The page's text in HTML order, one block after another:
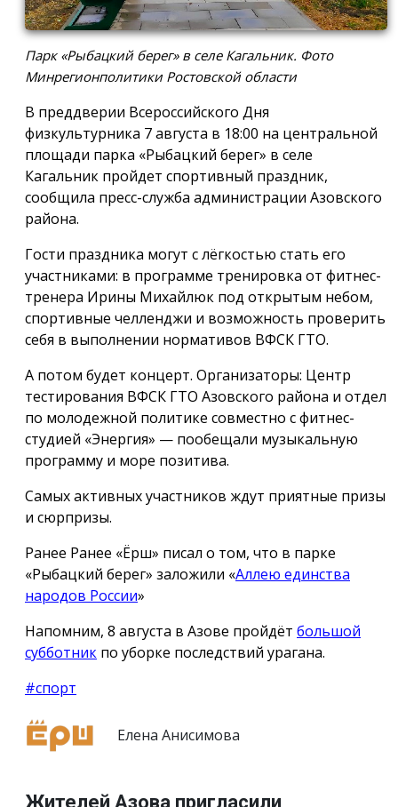
Парк «Рыбацкий берег» в селе Кагальник. Фото
Минрегионполитики Ростовской области
В преддверии Всероссийского Дня
физкультурника 7 августа в 18:00 на центральной
площади парка «Рыбацкий берег» в селе
Кагальник пройдет спортивный праздник,
сообщила пресс-служба администрации Азовского
района.
Гости праздника могут с лёгкостью стать его
участниками: в программе тренировка от фитнес-
тренера Ирины Михайлюк под открытым небом,
спортивные челленджи и возможность проверить
себя в выполнении нормативов ВФСК ГТО.
А потом будет концерт. Организаторы: Центр
тестирования ВФСК ГТО Азовского района и отдел
по молодежной политике совместно с фитнес-
студией «Энергия» — пообещали музыкальную
программу и море позитива.
Самых активных участников ждут приятные призы
и сюрпризы.
Ранее Ранее «Ёрш» писал о том, что в парке
«Рыбацкий берег» заложили «Аллею единства
народов России»
Напомним, 8 августа в Азове пройдёт большой
субботник по уборке последствий урагана.
#спорт
Елена Анисимова
Жителей Азова пригласили